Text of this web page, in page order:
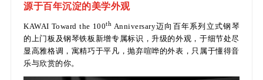
源于百年沉淀的美学外观
KAWAI Toward the 100th Anniversary迈向百年系列立式钢琴
的上门板及钢琴铁板新增专属标识，升级的外观，于细节处尽
显高雅格调，寓精巧于平凡，抛弃喧哗的外表，只属于懂得音
乐与欣赏的你。